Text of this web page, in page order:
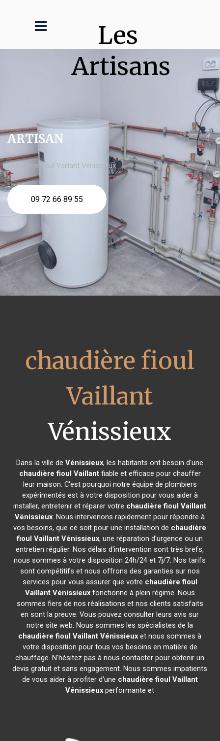
Les
Artisans
ARTISAN
chaudière fioul Vaillant Vénissieux
09 72 66 89 55
chaudière fioul
Vaillant
Vénissieux
Dans la ville deVénissieux, les habitants ont besoin d'une
chaudière fioul Vaillantfiable et efficace pour chauffer
leur maison. C'est pourquoi notre équipe de plombiers
expérimentés est à votre disposition pour vous aider à
installer, entretenir et réparer votre chaudière fioul Vaillant
Vénissieux. Nous intervenons rapidement pour répondre à
vos besoins, que ce soit pour une installation de chaudière
fioul Vaillant Vénissieux, une réparation d'urgence ou un
entretien régulier. Nos délais d'intervention sont très brefs,
nous sommes à votre disposition 24h/24 et 7j/7. Nos tarifs
sont compétitifs et nous offrons des garanties sur nos
services pour vous assurer que votre chaudière fioul
Vaillant Vénissieuxfonctionne à plein régime. Nous
sommes fiers de nos réalisations et nos clients satisfaits
en sont la preuve. Vous pouvez consulter leurs avis sur
notre site web. Nous sommes les spécialistes de la
chaudière fioul Vaillant Vénissieux et nous sommes à
votre disposition pour tous vos besoins en matière de
chauffage. N'hésitez pas à nous contacter pour obtenir un
devis gratuit et sans engagement. Nous sommes impatients
de vous aider à profiter d'une chaudière fioul Vaillant
Vénissieux performante et